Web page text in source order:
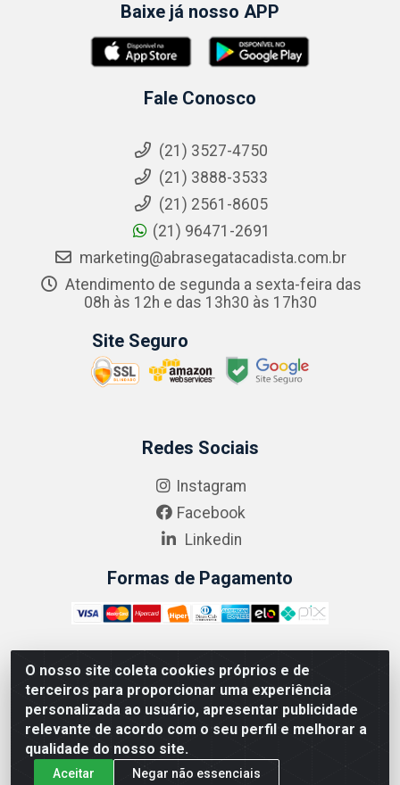
O nosso site coleta cookies próprios e de
terceiros para proporcionar uma experiência
personalizada ao usuário, apresentar publicidade
relevante de acordo com o seu perfil e melhorar a
qualidade do nosso site.
Aceitar Negar não essenciais
Baixe já nosso APP
Fale Conosco
(21) 3527-4750
(21) 3888-3533
(21) 2561-8605
(21) 96471-2691
marketing@abrasegatacadista.com.br
Atendimento de segunda a sexta-feira das
08h às 12h e das 13h30 às 17h30
Site Seguro
Redes Sociais
Instagram
Facebook
Linkedin
Formas de Pagamento
ABRASEG COMÉRCIO ATACADISTA LTDA - CNPJ:
10.894.768/0001-00 - Avenida Lobo Júnior, 1045 -
Penha Circular - Rio de Janeiro - RJ - CEP 21020-124